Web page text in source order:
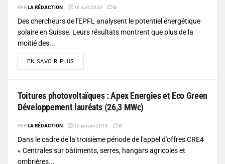
PARLA RÉDACTION 16 avril 2020 0
Des chercheurs de l'EPFL analysent le potentiel énergétique
solaire en Suisse. Leurs résultats montrent que plus de la
moitié des...
EN SAVOIR PLUS
Toitures photovoltaïques : Apex Energies et Eco Green
Développement lauréats (26,3 MWc)
PARLA RÉDACTION 15 janvier 2018 0
Dans le cadre de la troisième période de l'appel d'offres CRE4
« Centrales sur bâtiments, serres, hangars agricoles et
ombrières...